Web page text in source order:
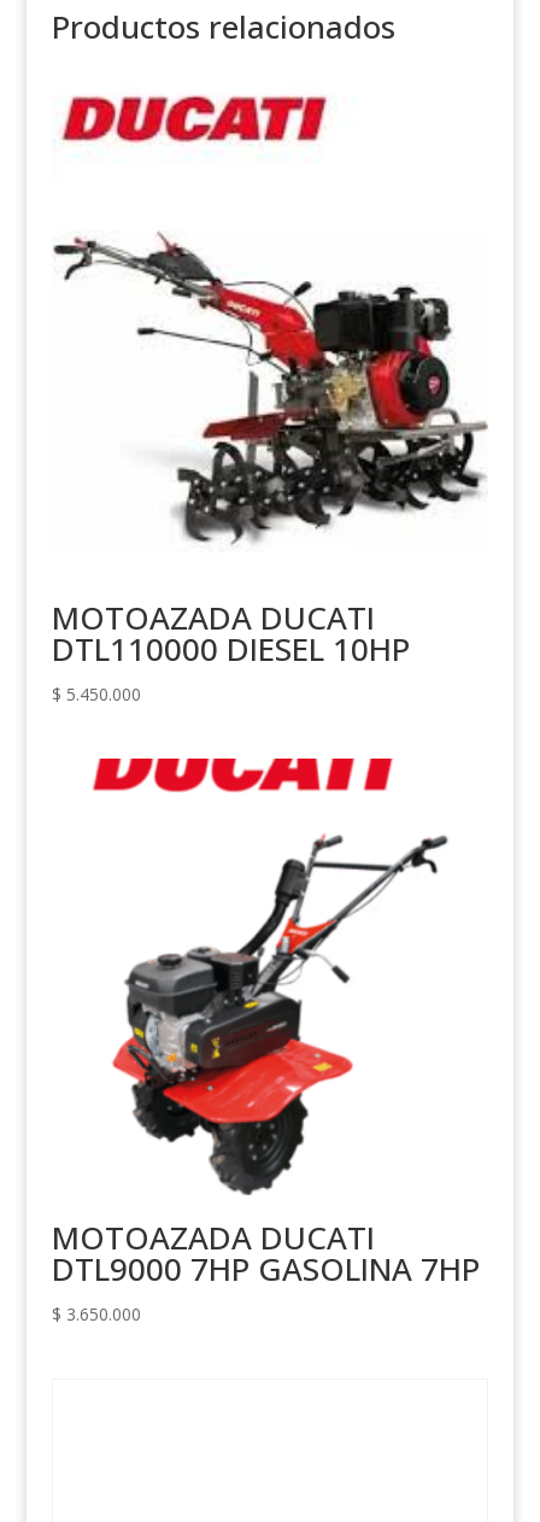
Productos relacionados
MOTOAZADA DUCATI
DTL110000 DIESEL 10HP
$ 5.450.000
MOTOAZADA DUCATI
DTL9000 7HP GASOLINA 7HP
$ 3.650.000